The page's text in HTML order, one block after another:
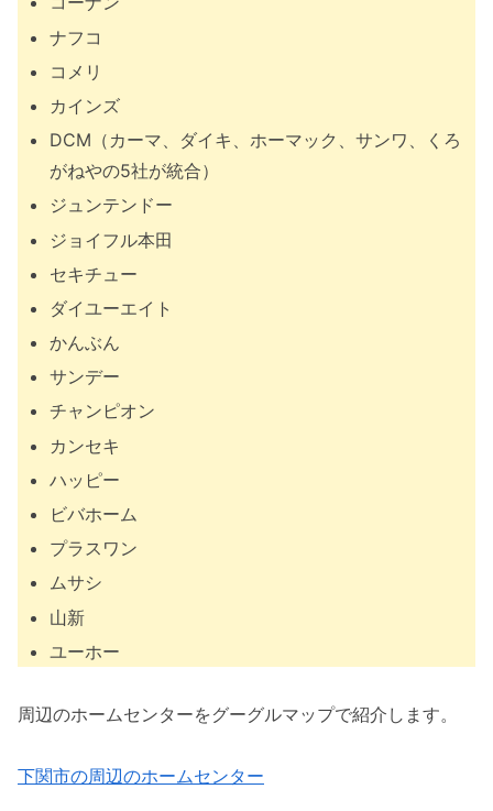
ナフコ
コメリ
カインズ
DCM（カーマ、ダイキ、ホーマック、サンワ、くろ
がねやの5社が統合）
ジュンテンドー
ジョイフル本田
セキチュー
ダイユーエイト
かんぶん
サンデー
チャンピオン
カンセキ
ハッピー
ビバホーム
プラスワン
ムサシ
山新
ユーホー
周辺のホームセンターをグーグルマップで紹介します。
下関市の周辺のホームセンター